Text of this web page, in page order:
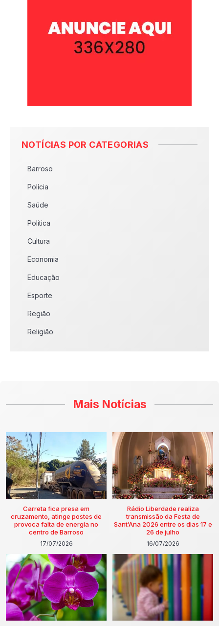
NOTÍCIAS POR CATEGORIAS
Barroso
Polícia
Saúde
Política
Cultura
Economia
Educação
Esporte
Região
Religião
Mais Notícias
Carreta fica presa em
cruzamento, atinge postes de
provoca falta de energia no
centro de Barroso
17/07/2026
Rádio Liberdade realiza
transmissão da Festa de
Sant’Ana 2026 entre os dias 17 e
26 de julho
16/07/2026